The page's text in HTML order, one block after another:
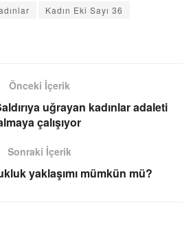
Kadın Eki Sayı 36
Önceki İçerik
uğrayan kadınlar adaleti
çalışıyor
Sonraki İçerik
yaklaşımı mümkün mü?